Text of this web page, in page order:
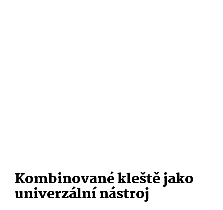
Kombinované kleště jako
univerzální nástroj